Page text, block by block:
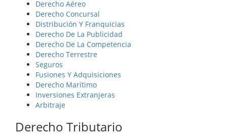
Derecho Aéreo
Derecho Concursal
Distribución Y Franquicias
Derecho De La Publicidad
Derecho De La Competencia
Derecho Terrestre
Seguros
Fusiones Y Adquisiciones
Derecho Marítimo
Inversiones Extranjeras
Arbitraje
Derecho Tributario